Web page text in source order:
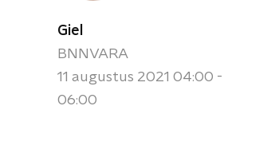
Giel
BNNVARA
11 augustus 2021 04:00 -
06:00